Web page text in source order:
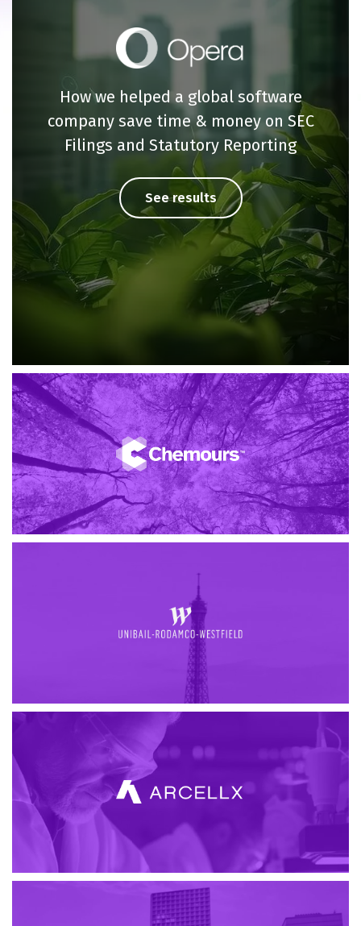
How we helped a global software
company save time & money on SEC
Filings and Statutory Reporting
See results